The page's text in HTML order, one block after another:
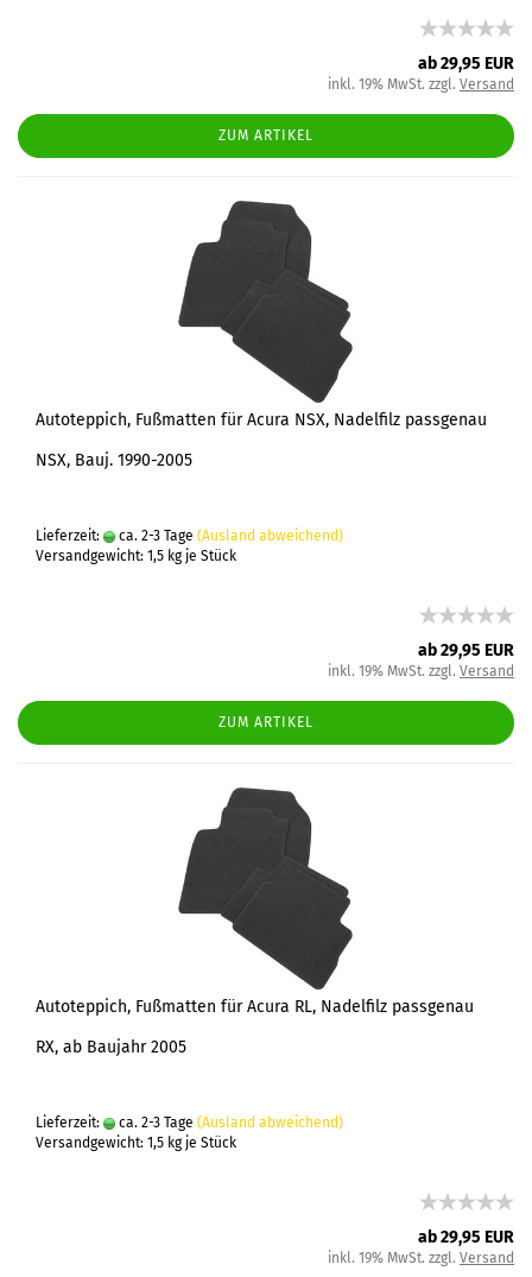
ab 29,95 EUR
inkl. 19% MwSt. zzgl. Versand
ZUM ARTIKEL
Autoteppich, Fußmatten für Acura NSX, Nadelfilz passgenau
NSX, Bauj. 1990-2005
Lieferzeit: ca. 2-3 Tage (Ausland abweichend)
Versandgewicht: 1,5 kg je Stück
ab 29,95 EUR
inkl. 19% MwSt. zzgl. Versand
ZUM ARTIKEL
Autoteppich, Fußmatten für Acura RL, Nadelfilz passgenau
RX, ab Baujahr 2005
Lieferzeit: ca. 2-3 Tage (Ausland abweichend)
Versandgewicht: 1,5 kg je Stück
ab 29,95 EUR
inkl. 19% MwSt. zzgl. Versand